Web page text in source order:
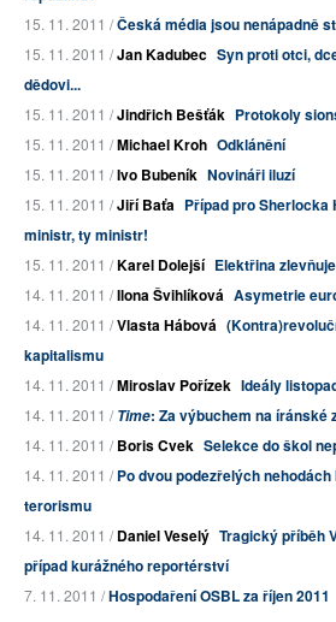
15. 11. 2011 /Česká média jsou nenápadně
15. 11. 2011 /Jan Kadubec Syn proti otci,
dědovi...
15. 11. 2011 /Jindřich Bešťák Protokoly
15. 11. 2011 /Michael Kroh Odklánění
15. 11. 2011 /Ivo Bubeník Novináři iluzí
15. 11. 2011 /Jiří Baťa Případ pro Sherlocka
ministr, ty ministr!
15. 11. 2011 /Karel Dolejší Elektřina zlevňuje
14. 11. 2011 /Ilona Švihlíková Asymetrie
14. 11. 2011 /Vlasta Hábová
kapitalismu
14. 11. 2011 /Miroslav Pořízek Ideály
14. 11. 2011 /Time: Za výbuchem na íránské
14. 11. 2011 /Boris Cvek Selekce do škol
14. 11. 2011 /Po dvou podezřelých
terorismu
14. 11. 2011 /Daniel Veselý Tragický příběh
případ kurážného reportérství
7. 11. 2011 /Hospodaření OSBL za říjen 2011